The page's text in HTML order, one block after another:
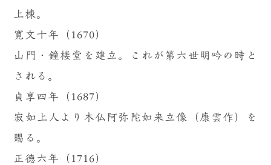
上棟。
寛文十年（1670）
山門・鐘楼堂を建立。これが第六世明吟の時と
される。
貞享四年（1687）
寂如上人より木仏阿弥陀如来立像（康雲作）を
賜る。
正徳六年（1716）